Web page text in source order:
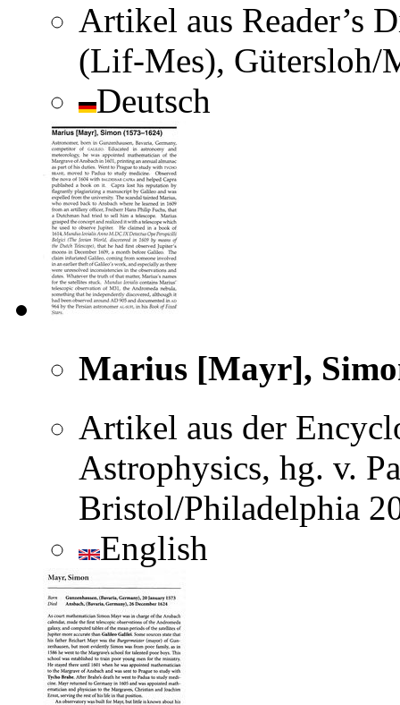
Artikel aus Reader’s
(Lif-Mes), Gütersloh/
Deutsch
Marius [Mayr],
Artikel aus der
Astrophysics, hg. v.
Bristol/Philadelphia
English